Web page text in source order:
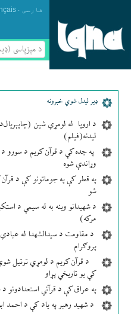
فارسی .
د مېزپاسى
ډير لیدل شوي خبرونه
د اروپا له لومړي شین
لیدنه(فیلم)
په جده کې د قرآن کریم د سورو
وړاندې شوه
په قطر کې په جوماتونو کې د
شو
د شهیدانو وینه به له سیمې د
مرکه)
د مقاومت د سیدالشهدا له
پروګرام
د قرآن کریم د لومړي ترتیل
کې یو تاریخي پړاو
په عراق کې د قرآني استعدادونو
د شهید رهبر په یاد کې د احمد